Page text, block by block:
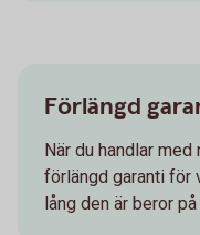
Förlängd
När du handlar
förlängd garanti för
lång den är beror